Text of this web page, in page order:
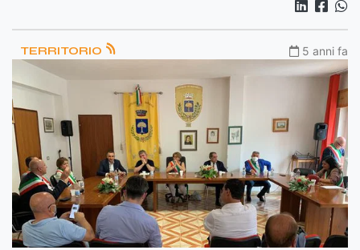
TERRITORIO 5 anni fa